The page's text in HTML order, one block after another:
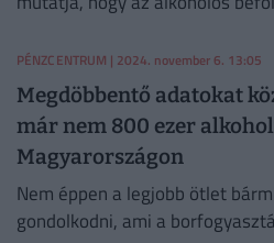
PÉNZCENTRUM | 2024. november 6. 13:05
Megdöbbentő adatokat
már nem 800 ezer
Magyarországon
Nem éppen a legjobb ötlet
gondolkodni, ami a